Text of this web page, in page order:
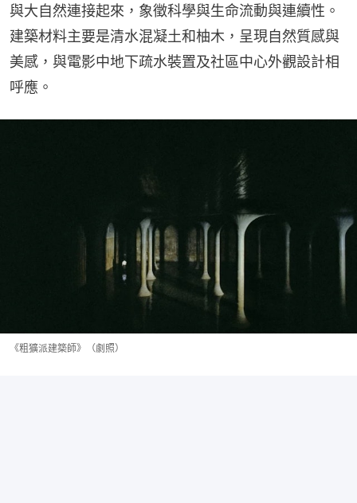
與大自然連接起來，象徵科學與生命流動與連續性。
建築材料主要是清水混凝土和柚木，呈現自然質感與
美感，與電影中地下疏水裝置及社區中心外觀設計相
呼應。
《粗獷派建築師》（劇照）